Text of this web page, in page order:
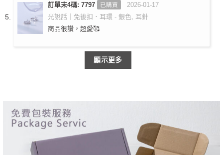
評分5滿
分 5
訂單末4碼: 7797 已購買
2026-01-17
光說話｜免後扣．耳環 - 銀色, 耳針
商品很讚，超愛🥰
顯示更多